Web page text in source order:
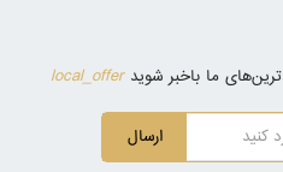
ما باخبر شویدlocal_offer
ارسال